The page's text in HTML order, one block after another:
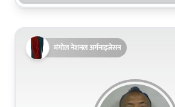
मंगोल नेशनल अर्गनाइजेसन